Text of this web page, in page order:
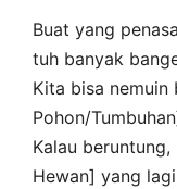
Buat yang
tuh banyak
Kita bisa nemuin
Pohon/
Kalau
Hewan] yang